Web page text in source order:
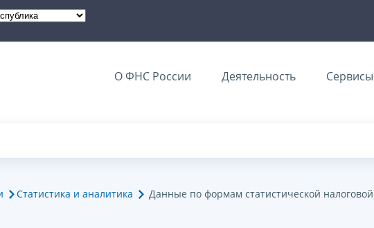
О ФНС России Деятельность Сервисы
Статистика и аналитика Данные по формам статистической налоговой